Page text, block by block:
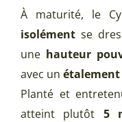
À maturité, le
isolément se
une hauteur
avec un étalement
Planté et
atteint plutôt 5